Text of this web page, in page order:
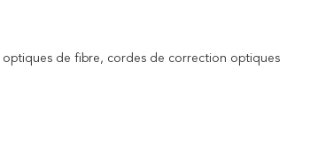
optiques de fibre, cordes de correction optiques